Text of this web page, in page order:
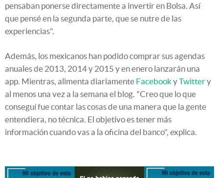
pensaban ponerse directamente a invertir en Bolsa. Así
que pensé en la segunda parte, que se nutre de las
experiencias".
Además, los mexicanos han podido comprar sus agendas
anuales de 2013, 2014 y 2015 y en enero lanzarán una
app. Mientras, alimenta diariamente FacebookyTwittery
al menos una vez a la semana el blog. "Creo que lo que
conseguí fue contar las cosas de una manera que la gente
entendiera, no técnica. El objetivo es tener más
información cuando vas a la oficina del banco", explica.